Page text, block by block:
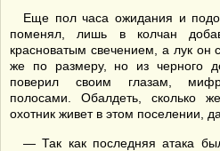
Еще пол часа ожидания и
поменял, лишь в колчан
красноватым свечением, а лук он
же по размеру, но из черного
поверил своим глазам,
полосами. Обалдеть, сколько
охотник живет в этом поселении,
— Так как последняя атака